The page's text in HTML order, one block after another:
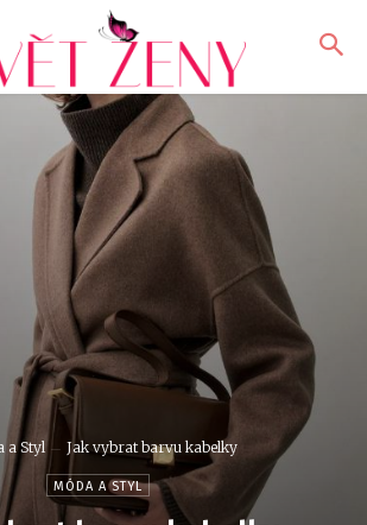
a Styl Jak vybrat barvu kabelky
MÓDA A STYL